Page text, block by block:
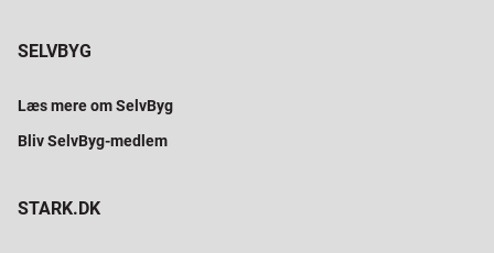
SELVBYG
Læs mere om SelvByg
Bliv SelvByg-medlem
STARK.DK